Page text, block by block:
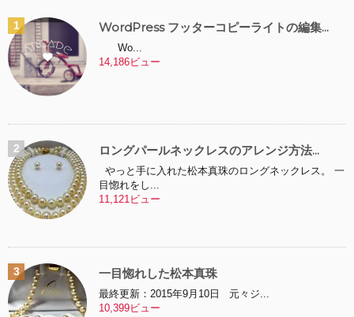
WordPress フッターコピーライトの編集...
Wo...
14,186ビュー
ロングパールネックレスのアレンジ方法...
やっと手に入れた松本真珠のロングネックレス。 一
目惚れをし...
11,121ビュー
一目惚れした松本真珠
最終更新：2015年9月10日 元々ジ...
10,399ビュー